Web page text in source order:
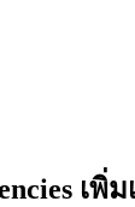
เพิ่ม